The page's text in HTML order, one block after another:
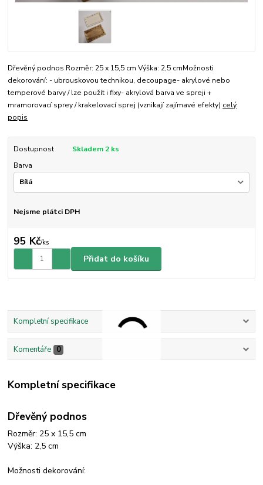
Dřevěný podnos Rozměr: 25 x 15,5 cm Výška: 2,5 cmMožnosti
dekorování: - ubrouskovou technikou, decoupage- akrylové nebo
temperové barvy / lze použít i fixy- akrylová barva ve spreji +
mramorovací sprey / krakelovací sprej (vznikají zajímavé efekty) celý
popis
Dostupnost
Skladem 2 ks
Barva
Nejsme plátci DPH
95 Kč/ks
Přidat do košíku
Kompletní specifikace
Komentáře 0
Kompletní specifikace
Dřevěný podnos
Rozměr: 25 x 15,5 cm
Výška: 2,5 cm
Možnosti dekorování: